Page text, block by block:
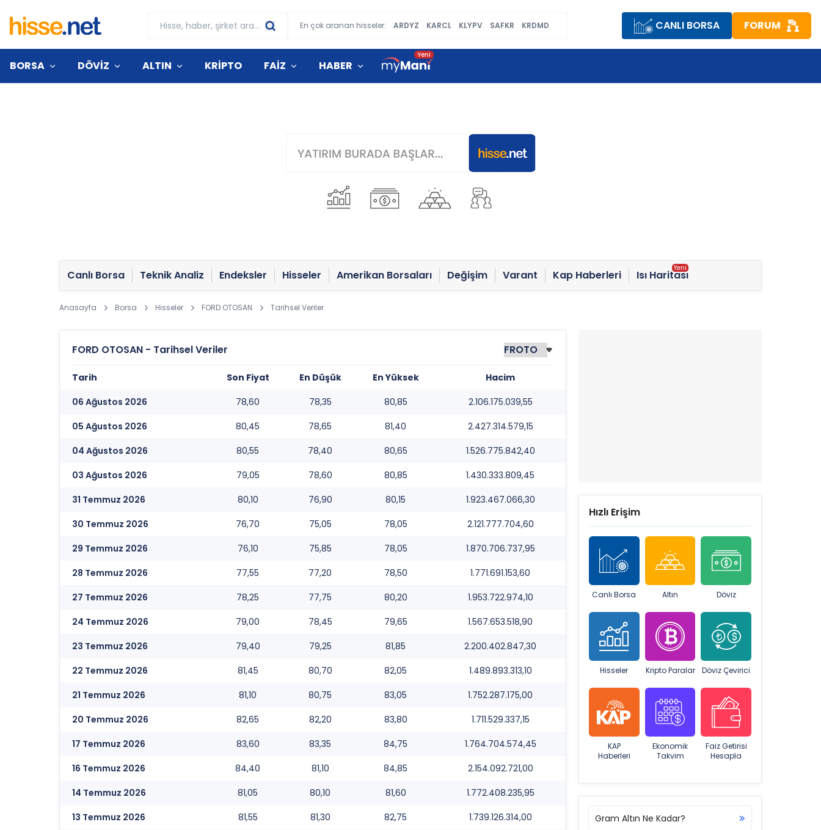
En çok aranan hisseler: ARDYZ KARCL KLYPV SAFKR KRDMD CANLI BORSA FORUM
BORSA DÖVİZ ALTIN KRİPTO FAİZ HABER
Canlı Borsa Teknik Analiz Endeksler Hisseler Amerikan Borsaları Değişim Varant Kap Haberleri Isı Haritası
Anasayfa Borsa Hisseler FORD OTOSAN Tarihsel Veriler
FORD OTOSAN - Tarihsel Veriler
Tarih Son Fiyat En Düşük En Yüksek
Hacim
06 Ağustos 2026
78,60 78,35 80,85
2.106.175.039,55
05 Ağustos 2026
80,45 78,65 81,40
2.427.314.579,15
04 Ağustos 2026
80,55 78,40 80,65
1.526.775.842,40
03 Ağustos 2026
79,05 78,60 80,85
1.430.333.809,45
31 Temmuz 2026
80,10 76,90 80,15
1.923.467.066,30
30 Temmuz 2026
76,70 75,05 78,05
2.121.777.704,60
29 Temmuz 2026
76,10 75,85 78,05
1.870.706.737,95
28 Temmuz 2026
77,55 77,20 78,50
1.771.691.153,60
27 Temmuz 2026
78,25 77,75 80,20
1.953.722.974,10
24 Temmuz 2026
79,00 78,45 79,65
1.567.653.518,90
23 Temmuz 2026
79,40 79,25 81,85
2.200.402.847,30
22 Temmuz 2026
81,45 80,70 82,05
1.489.893.313,10
21 Temmuz 2026
81,10 80,75 83,05
1.752.287.175,00
20 Temmuz 2026
82,65 82,20 83,80
1.711.529.337,15
17 Temmuz 2026
83,60 83,35 84,75
1.764.704.574,45
16 Temmuz 2026
84,40 81,10 84,85
2.154.092.721,00
14 Temmuz 2026
81,05 80,10 81,60
1.772.408.235,95
13 Temmuz 2026
81,55 81,30 82,75
1.739.126.314,00
Hızlı Erişim
Canlı Borsa Altın Döviz
Hisseler Kripto Paralar Döviz Çevirici
KAP
Haberleri
Ekonomik
Takvim
Faiz Getirisi
Hesapla
Gram Altın Ne Kadar?